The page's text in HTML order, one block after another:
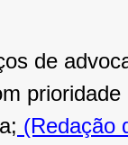
de
(Redação